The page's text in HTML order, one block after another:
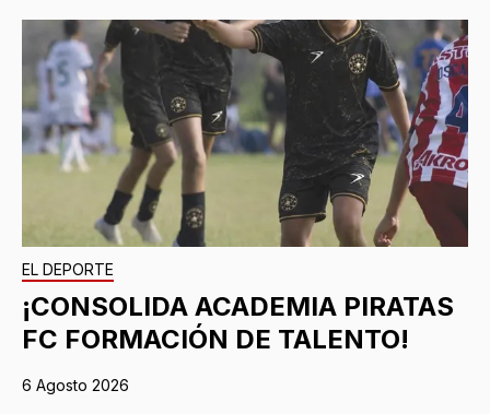
EL DEPORTE
¡CONSOLIDA ACADEMIA PIRATAS
FC FORMACIÓN DE TALENTO!
6 Agosto 2026